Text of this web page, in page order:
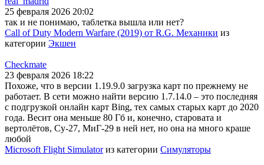
25 февраля 2026 20:02
так и не понимаю, таблетка вышла или нет?
Call of Duty Modern Warfare (2019) от R.G. Механики из
категории Экшен
Checkmate
23 февраля 2026 18:22
Похоже, что в версии 1.19.9.0 загрузка карт по прежнему не
работает. В сети можно найти версию 1.7.14.0 – это последняя
с подгрузкой онлайн карт Bing, тех самых старых карт до 2020
года. Весит она меньше 80 Гб и, конечно, старовата и
вертолётов, Су-27, МиГ-29 в ней нет, но она на много краше
любой
Microsoft Flight Simulatorиз категории Симуляторы